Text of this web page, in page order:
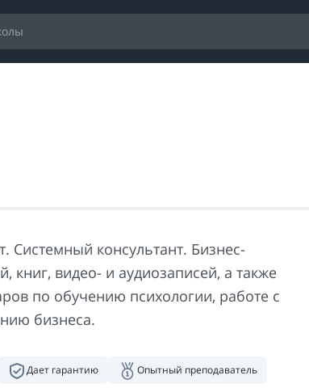
Системный консультант. Бизнес-
книг, видео- и аудиозаписей, а также
по обучению психологии, работе с
бизнеса.
Дает гарантию Опытный преподаватель